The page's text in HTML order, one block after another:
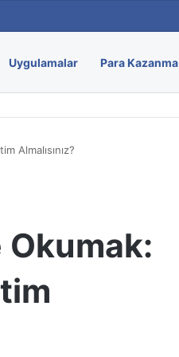
Uygulamalar Para Kazanma
Almalısınız?
Okumak: